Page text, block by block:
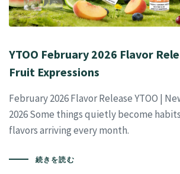
YTOO February 2026 Flavor
Fruit Expressions
February 2026 Flavor Release YTOO |
2026 Some things quietly become
flavors arriving every month.
続きを読む